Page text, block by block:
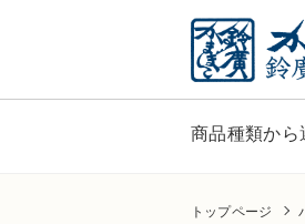
商品種類から
トップページ